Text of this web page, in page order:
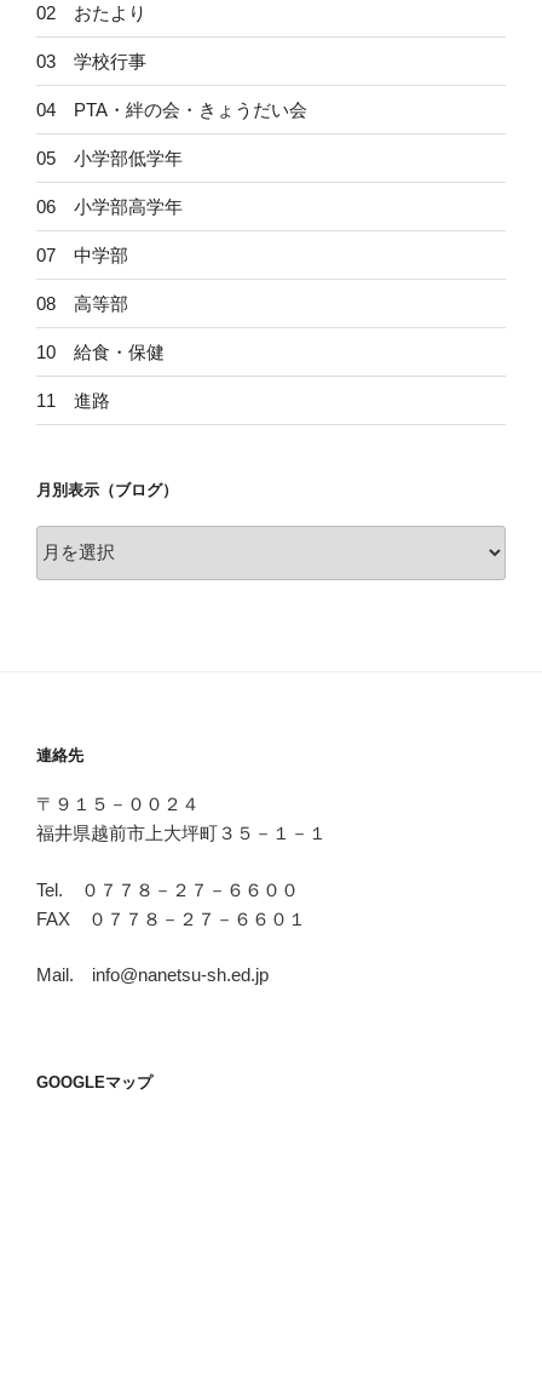
02 おたより
03 学校行事
04 PTA・絆の会・きょうだい会
05 小学部低学年
06 小学部高学年
07 中学部
08 高等部
10 給食・保健
11 進路
月別表示（ブログ）
別
連絡先
〒９１５－００２４
福井県越前市上大坪町３５－１－１
Tel. ０７７８－２７－６６００
FAX ０７７８－２７－６６０１
Mail. info@nanetsu-sh.ed.jp
GOOGLEマップ